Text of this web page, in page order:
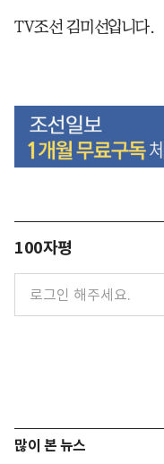
TV조선 김미선입니다.
100자평
많이 본 뉴스